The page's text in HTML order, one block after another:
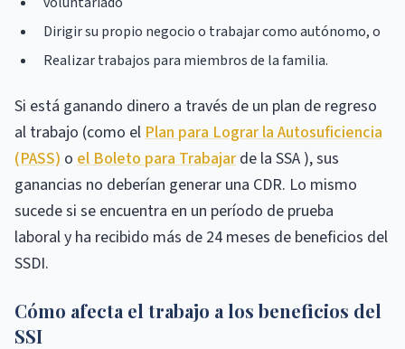
Dirigir su propio negocio o trabajar como autónomo, o
Realizar trabajos para miembros de la familia.
Si está ganando dinero a través de un plan de regreso
al trabajo (como elPlan para Lograr la Autosuficiencia
(PASS) o el Boleto para Trabajar de la SSA ), sus
ganancias no deberían generar una CDR. Lo mismo
sucede si se encuentra en un período de prueba
laboral y ha recibido más de 24 meses de beneficios del
SSDI.
Cómo afecta el trabajo a los beneficios del
SSI